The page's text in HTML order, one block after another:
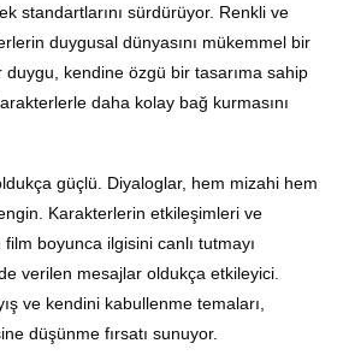
standartlarını sürdürüyor. Renkli ve
duygusal dünyasını mükemmel bir
duygu, kendine özgü bir tasarıma sahip
daha kolay bağ kurmasını
güçlü. Diyaloglar, hem mizahi hem
Karakterlerin etkileşimleri ve
boyunca ilgisini canlı tutmayı
verilen mesajlar oldukça etkileyici.
ve kendini kabullenme temaları,
düşünme fırsatı sunuyor.